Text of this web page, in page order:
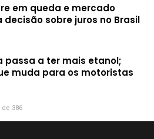
em queda e mercado
decisão sobre juros no Brasil
passa a ter mais etanol;
muda para os motoristas
de 386